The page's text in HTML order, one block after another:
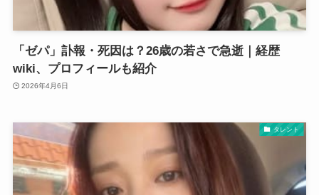
「ゼパ」訃報・死因は？26歳の若さで急逝｜経歴
wiki、プロフィールも紹介
2026年4月6日
タレント